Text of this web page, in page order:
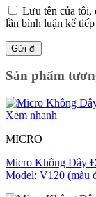
Lưu tên của tôi,
lần bình luận kế
Sản phẩm
Xem nhanh
MICRO
Micro Không Dây
Model: V120 (màu